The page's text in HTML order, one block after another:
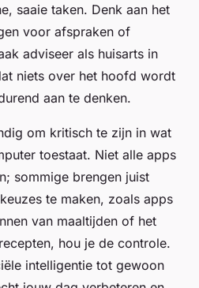
saaie taken. Denk aan het
voor afspraken of
adviseer als huisarts in
niets over het hoofd wordt
aan te denken.
om kritisch te zijn in wat
toestaat. Niet alle apps
sommige brengen juist
te maken, zoals apps
van maaltijden of het
hou je de controle.
intelligentie tot gewoon